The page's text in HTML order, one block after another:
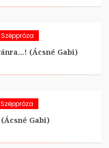
Széppróza
(Ácsné Gabi)
Széppróza
Gabi)